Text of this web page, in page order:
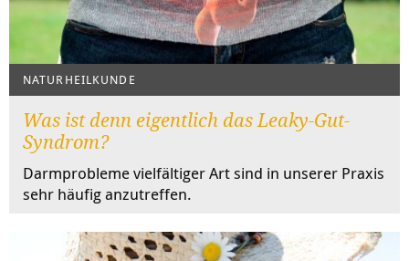
NATURHEILKUNDE
Was ist denn eigentlich das Leaky-Gut-
Syndrom?
Darmprobleme vielfältiger Art sind in unserer Praxis
sehr häufig anzutreffen.